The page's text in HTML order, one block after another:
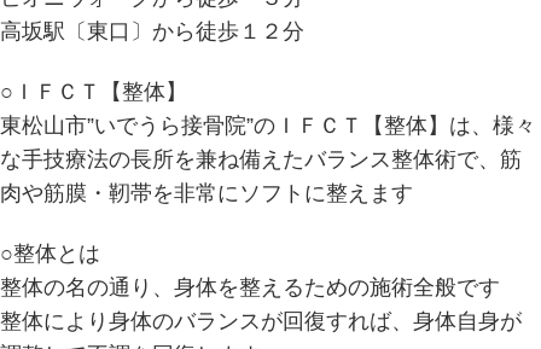
高坂駅〔東口〕から徒歩１２分
○ＩＦＣＴ【整体】
東松山市”いでうら接骨院”のＩＦＣＴ【整体】は、様々
な手技療法の長所を兼ね備えたバランス整体術で、筋
肉や筋膜・靭帯を非常にソフトに整えます
○整体とは
整体の名の通り、身体を整えるための施術全般です
整体により身体のバランスが回復すれば、身体自身が